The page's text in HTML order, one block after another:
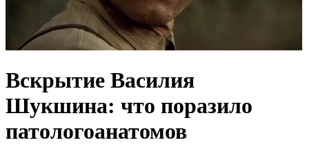
Вскрытие Василия
Шукшина: что поразило
патологоанатомов